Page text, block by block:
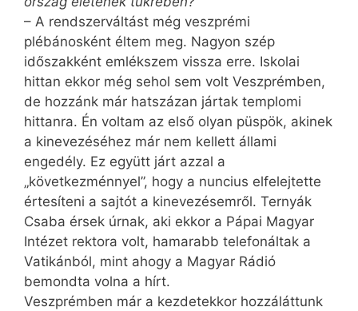
– A rendszerváltást még veszprémi
plébánosként éltem meg. Nagyon szép
időszakként emlékszem vissza erre. Iskolai
hittan ekkor még sehol sem volt Veszprémben,
de hozzánk már hatszázan jártak templomi
hittanra. Én voltam az első olyan püspök, akinek
a kinevezéséhez már nem kellett állami
engedély. Ez együtt járt azzal a
„következménnyel”, hogy a nuncius elfelejtette
értesíteni a sajtót a kinevezésemről. Ternyák
Csaba érsek úrnak, aki ekkor a Pápai Magyar
Intézet rektora volt, hamarabb telefonáltak a
Vatikánból, mint ahogy a Magyar Rádió
bemondta volna a hírt.
Veszprémben már a kezdetekkor hozzáláttunk